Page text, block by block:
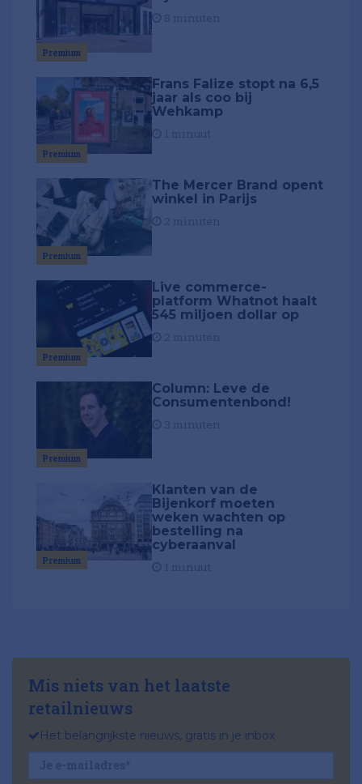
Premium
Premium
Frans Falize stopt na 6,5
jaar als coo bij
Wehkamp
Premium
The Mercer Brand opent
winkel in Parijs
Premium
Live commerce-
platform Whatnot haalt
545 miljoen dollar op
Premium
Column: Leve de
Consumentenbond!
Premium
Klanten van de
Bijenkorf moeten
weken wachten op
bestelling na
cyberaanval
Mis niets van het laatste
retailnieuws
Het belangrijkste nieuws, gratis in je inbox